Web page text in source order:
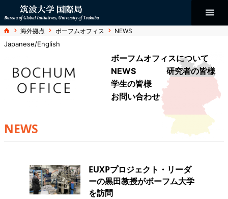
テ
ン
ツ
ス
Bureau of
Initiatives
ホ
ム
海外拠点 ボーフムオフィス NEWS
Japanese/English
ボーフムオフィスについて
NEWS
研究者の皆様
学生の皆様
お問い合わせ
NEWS
EUXPプロジェクト・リーダ
ーの黒田教授がボーフム大学
を訪問